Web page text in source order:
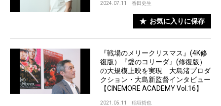
2024.07.11 香田史生
お気に入りに保存
『戦場のメリークリスマス』(4K修
復版）『愛のコリーダ』(修復版）
の大規模上映を実現 大島渚プロダ
クション・大島新監督インタビュー
【CINEMORE ACADEMY Vol.16】
2021.05.11 稲垣哲也